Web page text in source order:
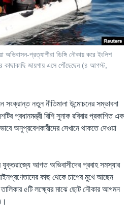
প্রত্যাশীরা ডিঙ্গি নৌকায় করে ইংলিশ
কাছাকাছি জায়গায় এসে পৌঁছেছেন (৪ আগস্ট,
নতুন নীতিমালা উন্মোচনের সম্ভাবনা
প্রধানমন্ত্রী রিশি সুনাক রবিবার প্রকাশিত এক
অনুপ্রবেশকারীদের সেখানে থাকতে দেওয়া
যুক্তরাজ্যে আগত অভিবাসীদের প্রবাহ সমস্যার
কাছ থেকে চাপের মুখে আছেন
৫টি লক্ষ্যের মাঝে ছোট নৌকার আগমন